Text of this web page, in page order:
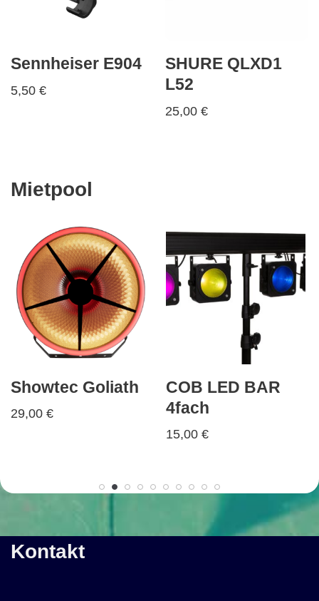
Sennheiser E904
5,50 €
SHURE QLXD1
L52
25,00€
Mietpool
Showtec Goliath
29,00 €
COB LED BAR
4fach
15,00 €
Kontakt